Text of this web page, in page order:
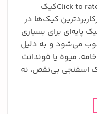
Click to rate this post![Total: 0 Average: 0]کیک
کیک‌ها در
پایه‌ای برای بسیاری
می‌شود و به دلیل
میوه یا فوندانت
اسفنجی بی‌نقص، نه